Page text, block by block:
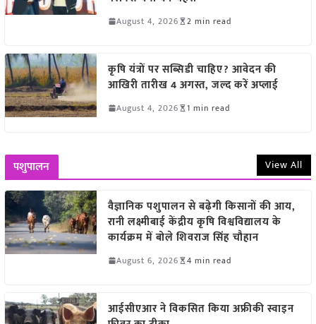
August 4, 2026 2 min read
कृषि यंत्रों पर सब्सिडी चाहिए? आवेदन की
आखिरी तारीख 4 अगस्त, जल्द करें अप्लाई
August 4, 2026 1 min read
पशुपालन View All
वैज्ञानिक पशुपालन से बढ़ेगी किसानों की आय,
रानी लक्ष्मीबाई केंद्रीय कृषि विश्वविद्यालय के
कार्यक्रम में बोले शिवराज सिंह चौहान
August 6, 2026 4 min read
आईसीएआर ने विकसित किया अफ्रीकी स्वाइन